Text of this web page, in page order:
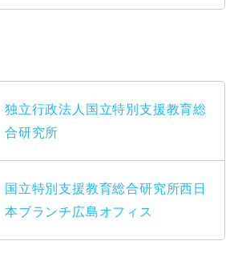
独立行政法人国立特別支援教育総
合研究所
国立特別支援教育総合研究所西日
本ブランチ広島オフィス